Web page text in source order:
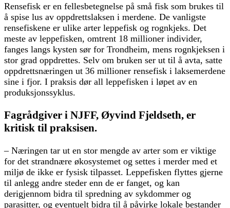
Rensefisk er en fellesbetegnelse på små fisk som brukes til
å spise lus av oppdrettslaksen i merdene. De vanligste
rensefiskene er ulike arter leppefisk og rognkjeks. Det
meste av leppefisken, omtrent 18 millioner individer,
fanges langs kysten sør for Trondheim, mens rognkjeksen i
stor grad oppdrettes. Selv om bruken ser ut til å avta, satte
oppdrettsnæringen ut 36 millioner rensefisk i laksemerdene
sine i fjor. I praksis dør all leppefisken i løpet av en
produksjonssyklus.
Fagrådgiver i NJFF, Øyvind Fjeldseth, er
kritisk til praksisen.
– Næringen tar ut en stor mengde av arter som er viktige
for det strandnære økosystemet og settes i merder med et
miljø de ikke er fysisk tilpasset. Leppefisken flyttes gjerne
til anlegg andre steder enn de er fanget, og kan
derigjennom bidra til spredning av sykdommer og
parasitter, og eventuelt bidra til å påvirke lokale bestander